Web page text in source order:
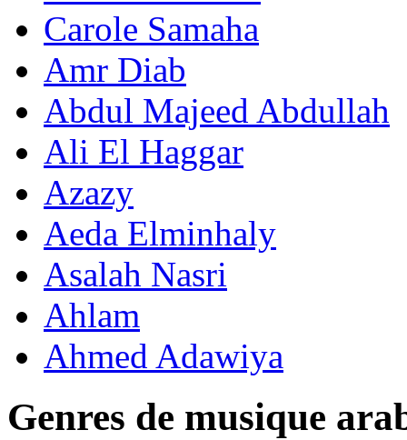
Carole Samaha
Amr Diab
Abdul Majeed Abdullah
Ali El Haggar
Azazy
Aeda Elminhaly
Asalah Nasri
Ahlam
Ahmed Adawiya
Genres de musique